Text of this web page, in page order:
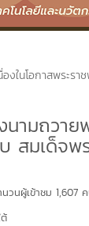
ในโอกาสพระร
ามถวาย
มเด็จพ
นวนผู้เข้าชม 1,607